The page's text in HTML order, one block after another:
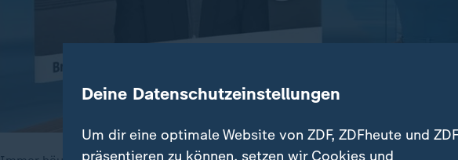
Deine Datenschutzeinstellungen
Um dir eine optimale Website von ZDF, ZDFheute und
präsentieren zu können, setzen wir Cookies und